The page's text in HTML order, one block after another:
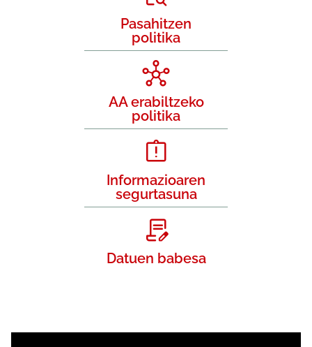
Pasahitzen
politika
AA erabiltzeko
politika
Informazioaren
segurtasuna
Datuen babesa